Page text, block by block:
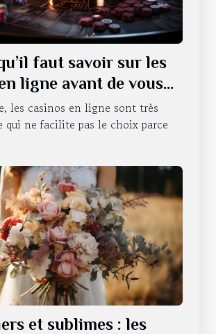
faut savoir sur les
ligne avant de vous
les casinos en ligne sont très
qui ne facilite pas le choix parce
et sublimes : les